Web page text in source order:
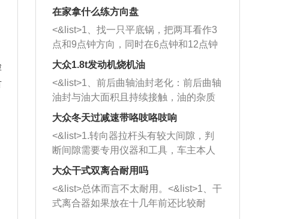
者是细棍，直接将杂物给取出来，如果
堵塞情况比较严重，也可以采取应急措
施。 <&list>2、直接利用木棍将所有的
杂物推到排气管里面的位置处，然后将
三元催化器拆解开，就可以将堵塞的东
西取出来。但如果是因为积碳过多引起
的堵塞，就需要将三元催化器泡在草酸
洗剂对堵塞的情况得到解决，将清洗剂
放在燃油箱中，与燃油混合后，车辆启
动时，就可以和汽油一起进入到燃烧
室，最后形成废气排出，就可以让三元
催化器得到清洗，排气管堵塞的情况就
能够得到解决。
在家拿什么练方向盘
<&list>1、找一只平底锅，把两耳看作3
点和9点钟方向，同时在6点钟和12点钟
方向做一个标记。 <&list>2、双手握住
一圈半的练习，往右同样也要打相同的
圈数。 <&list>3、最后强调要反复练
习，这样就可以形成肌肉记忆，在真实
驾驶车辆时，不需要记忆也能打好方
向。
大众1.8t发动机烧机油
<&list>1、前后曲轴油封老化：前后曲轴
油封与油大面积且持续接触，油的杂质
和发动机内持续温度变化使其密封效果
逐渐减弱，导致渗油或漏油。<&list>2、
活塞间隙过大：积碳会使活塞环与缸体
的间隙扩大，导致机油流入燃烧室中，
造成烧机油。<&list>3、机油粘度。使用
机油粘度过小的话，同样会有烧机油现
象，机油粘度过小具有很好的流动性，
大众冬天过减速带咯吱咯吱响
<&list>1.转向器拉杆头有较大间隙，判
断间隙需要专用仪器和工具，车主本人
无法制作，需要将车辆送到修理厂或4s
店；<&list>2.车辆半轴套管防尘罩破
裂，破裂后会出现漏油现象，使半轴磨
损严重，磨损的半轴容易损坏，产生异
大众干式双离合耐用吗
<&list>总体而言不太耐用。<&list>1、干
式离合器如果放在十几年前还比较耐